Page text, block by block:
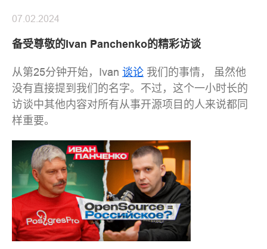
备受尊敬的Ivan Panchenko的精彩访谈
07.02.2024
从第25分钟开始，Ivan 谈论 我们的事情， 虽然他
没有直接提到我们的名字。不过，这个一小时长的
访谈中其他内容对所有从事开源项目的人来说都同
样重要。